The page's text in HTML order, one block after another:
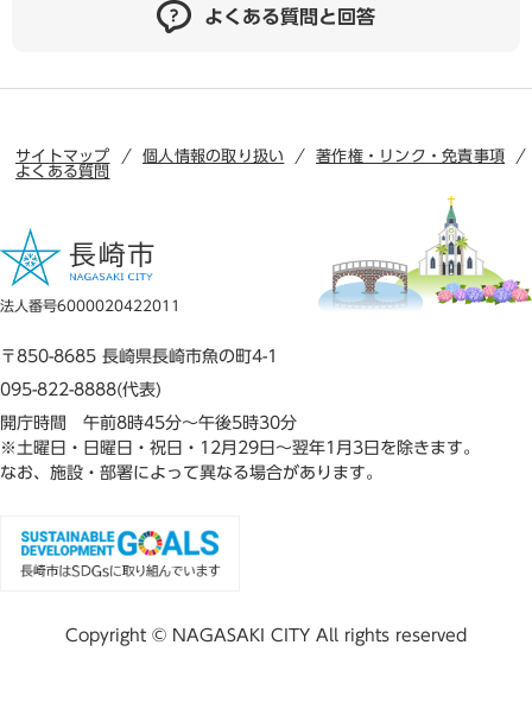
よくある質問と回答
サイトマップ 個人情報の取り扱い
著作権・リンク・免責事項
よくある質問
法人番号6000020422011
〒850-8685 長崎県長崎市魚の町4-1
095-822-8888(代表)
開庁時間 午前8時45分～午後5時30分
※土曜日・日曜日・祝日・12月29日～翌年1月3日を除きます。
なお、施設・部署によって異なる場合があります。
Copyright © NAGASAKI CITY All rights reserved